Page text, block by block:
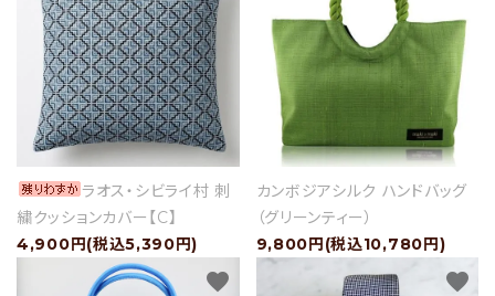
ラオス・シビライ村 刺
繍クッションカバー【C】
4,900円(税込5,390円)
カンボジアシルク ハンドバッグ
（グリーンティー）
9,800円(税込10,780円)
favorite favorite